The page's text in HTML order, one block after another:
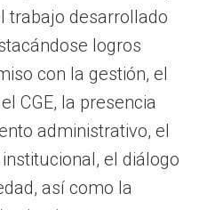
trabajo desarrollado
logros
con la gestión, el
CGE, la presencia
administrativo, el
el diálogo
así como la